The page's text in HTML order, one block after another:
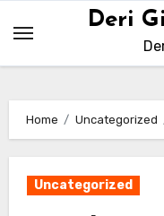
content
Deri
Home Uncategorized
Uncategorized